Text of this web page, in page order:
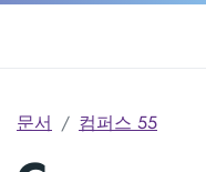
문서 컴퍼스 55